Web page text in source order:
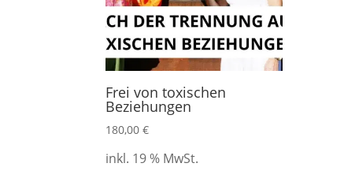
Frei von toxischen
Beziehungen
180,00€
inkl. 19 % MwSt.